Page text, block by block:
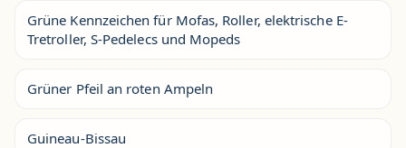
Grüne Kennzeichen für Mofas, Roller, elektrische E-
Tretroller, S-Pedelecs und Mopeds
Grüner Pfeil an roten Ampeln
Guineau-Bissau